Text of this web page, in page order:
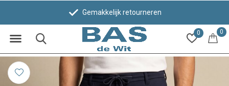
0 0
Gemakkelijk retourneren